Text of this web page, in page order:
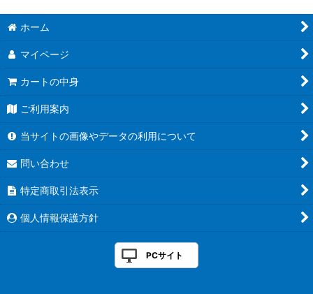
ホーム
マイページ
カートの中身
ご利用案内
当サイトの画像やデータの利用について
問い合わせ
特定商取引法表示
個人情報保護方針
PCサイト